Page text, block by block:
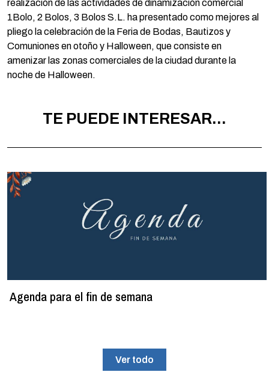
realización de las actividades de dinamización comercial
1Bolo, 2 Bolos, 3 Bolos S.L. ha presentado como mejores al
pliego la celebración de la Feria de Bodas, Bautizos y
Comuniones en otoño y Halloween, que consiste en
amenizar las zonas comerciales de la ciudad durante la
noche de Halloween.
TE PUEDE INTERESAR...
Agenda para el fin de semana
Ver todo